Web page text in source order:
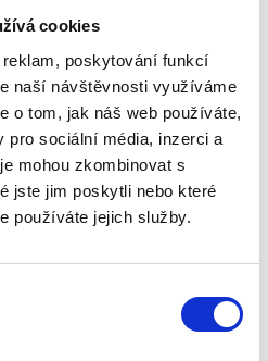
cookies
poskytování funkcí
naší návštěvnosti využíváme
o tom, jak náš web používáte,
sociální média, inzerci a
mohou zkombinovat s
jste jim poskytli nebo které
používáte jejich služby.